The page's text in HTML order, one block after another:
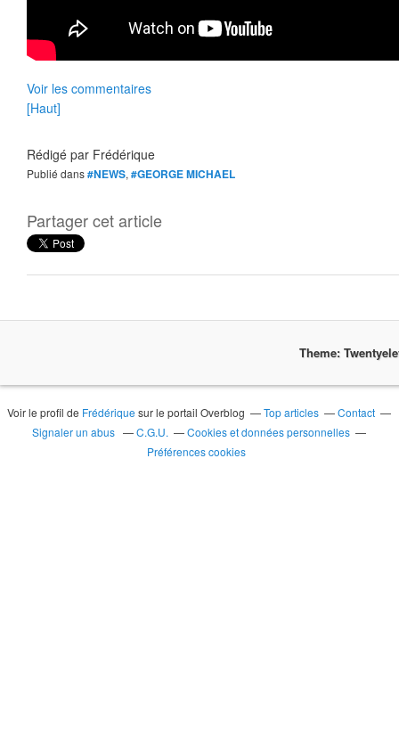
Voir les commentaires
[Haut]
Rédigé par Frédérique
Publié dans#NEWS, #GEORGE MICHAEL
Partager cet article
Theme:
Voir le profil de Frédérique sur le portail Overblog Top articles
Contact
Signaler un abus
C.G.U.
Cookies et données personnelles
Préférences cookies